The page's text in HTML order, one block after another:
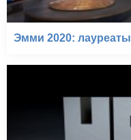
Эмми 2020: лауреаты